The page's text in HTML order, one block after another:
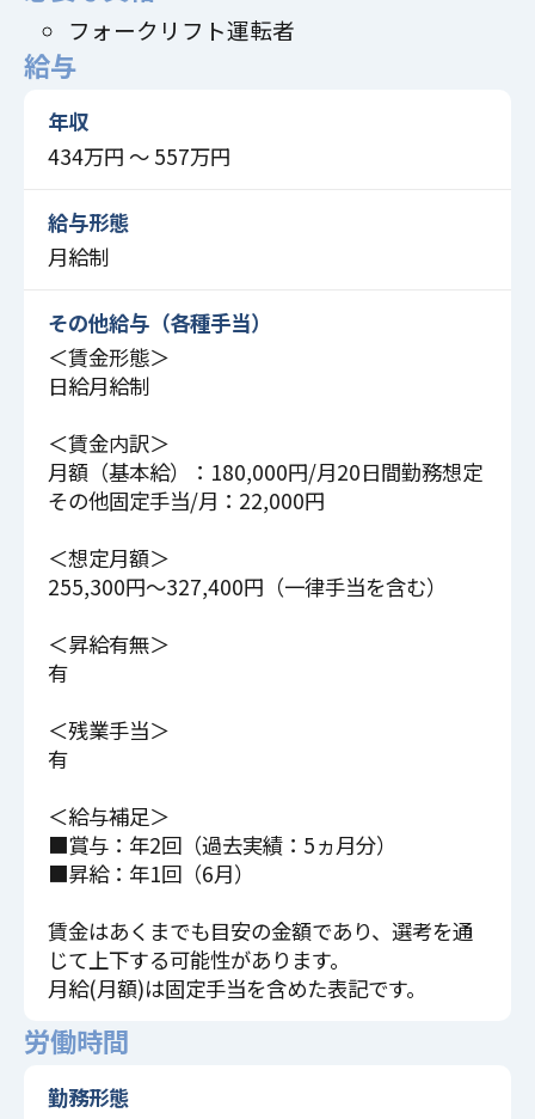
フォークリフト運転者
給与
年収
434万円 〜 557万円
給与形態
月給制
その他給与（各種手当）
＜賃金形態＞
日給月給制
＜賃金内訳＞
月額（基本給）：180,000円/月20日間勤務想定
その他固定手当/月：22,000円
＜想定月額＞
255,300円～327,400円（一律手当を含む）
＜昇給有無＞
有
＜残業手当＞
有
＜給与補足＞
■賞与：年2回（過去実績：5ヵ月分）
■昇給：年1回（6月）
賃金はあくまでも目安の金額であり、選考を通
じて上下する可能性があります。
月給(月額)は固定手当を含めた表記です。
労働時間
勤務形態